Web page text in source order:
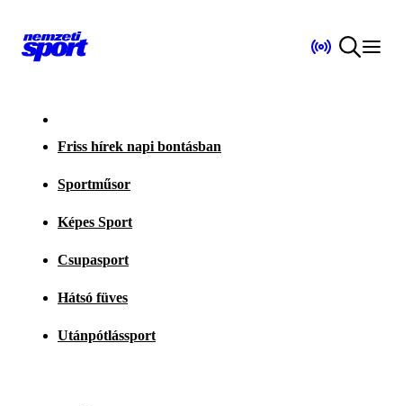
Friss hírek napi bontásban
Sportműsor
Képes Sport
Csupasport
Hátsó füves
Utánpótlássport